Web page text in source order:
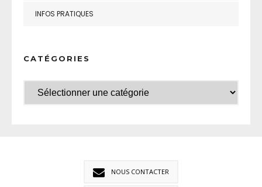
INFOS PRATIQUES
CATÉGORIES
NOUS CONTACTER